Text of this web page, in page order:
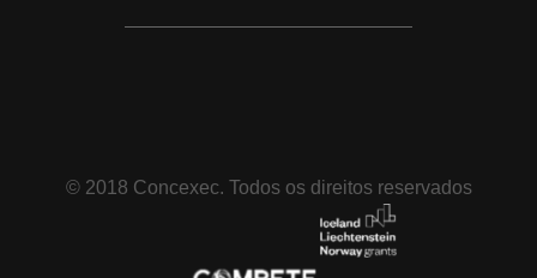
© 2018 Concexec. Todos os direitos reservados